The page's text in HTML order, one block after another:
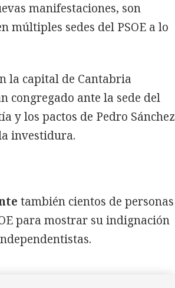
manifestaciones, son
múltiples sedes del PSOE a lo
la capital de Cantabria
congregado ante la sede del
y los pactos de Pedro Sánchez
investidura.
también cientos de personas
para mostrar su indignación